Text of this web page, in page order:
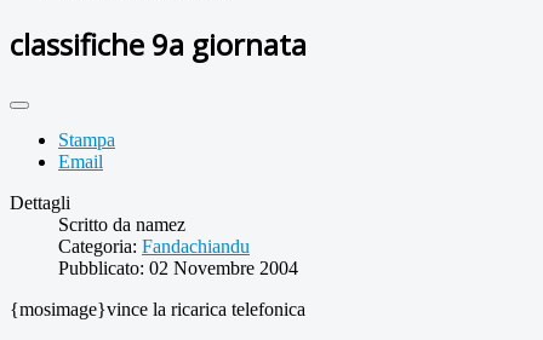
classifiche 9a giornata
Stampa
Email
Dettagli
Scritto da namez
Categoria: Fandachiandu
Pubblicato: 02 Novembre 2004
{mosimage}vince la ricarica telefonica